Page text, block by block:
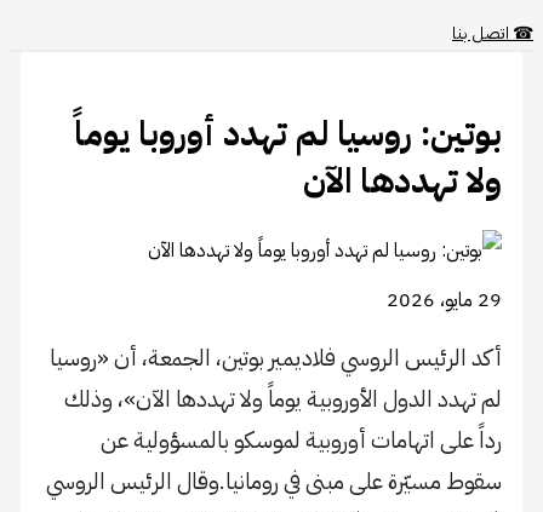
☎اتصل بنا
بوتين: روسيا لم تهدد أوروبا يوماً
ولا تهددها الآن
29 مايو، 2026
أكد الرئيس الروسي فلاديمير بوتين، الجمعة، أن «روسيا
لم تهدد الدول الأوروبية يوماً ولا تهددها الآن»، وذلك
رداً على اتهامات أوروبية لموسكو بالمسؤولية عن
سقوط مسيّرة على مبنى في رومانيا.وقال الرئيس الروسي